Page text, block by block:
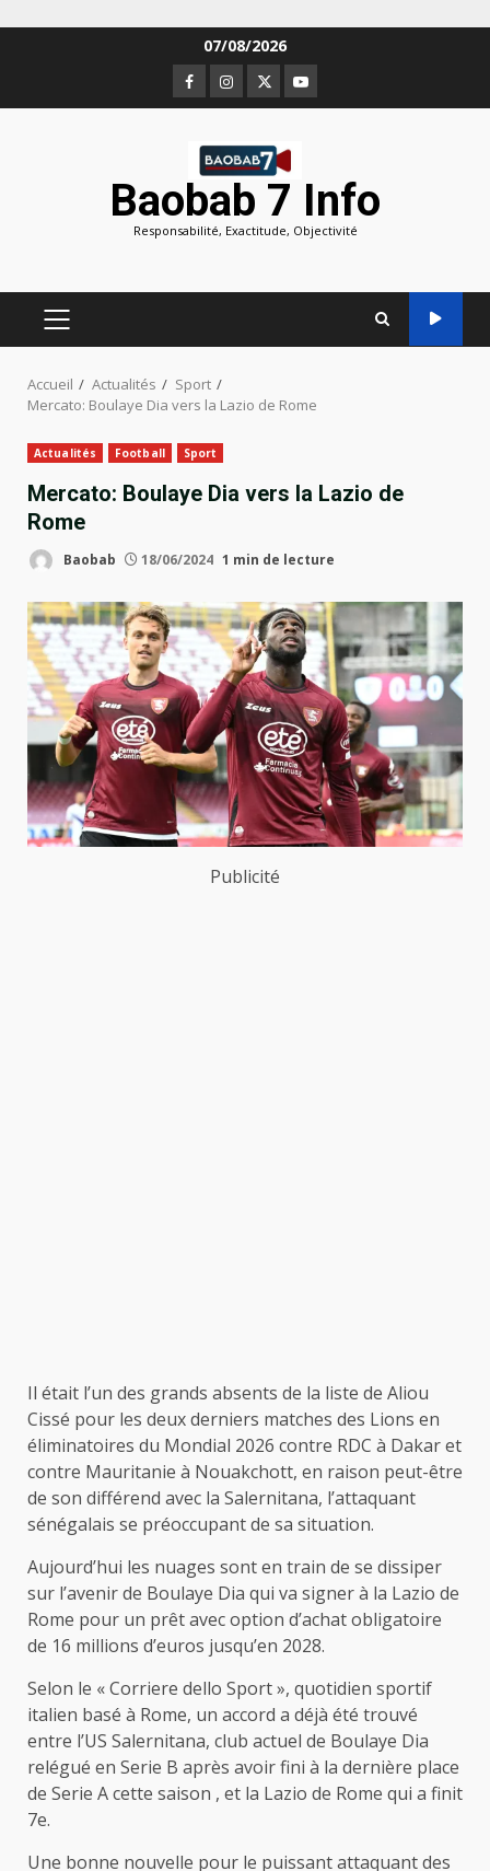
07/08/2026
Facebook
Instagram
TwitterYoutube
Baobab 7 Info
Responsabilité, Exactitude, Objectivité
MENU
PRINCIPAL
Accueil Actualités
Sport
Mercato: Boulaye Dia vers la Lazio de Rome
Actualités Football Sport
Mercato: Boulaye Dia vers la Lazio de
Rome
Baobab 18/06/2024 1 min de lecture
Publicité
Il était l’un des grands absents de la liste de Aliou
Cissé pour les deux derniers matches des Lions en
éliminatoires du Mondial 2026 contre RDC à Dakar et
contre Mauritanie à Nouakchott, en raison peut-être
de son différend avec la Salernitana, l’attaquant
sénégalais se préoccupant de sa situation.
Aujourd’hui les nuages sont en train de se dissiper
sur l’avenir de Boulaye Dia qui va signer à la Lazio de
Rome pour un prêt avec option d’achat obligatoire
de 16 millions d’euros jusqu’en 2028.
Selon le « Corriere dello Sport », quotidien sportif
italien basé à Rome, un accord a déjà été trouvé
entre l’US Salernitana, club actuel de Boulaye Dia
relégué en Serie B après avoir fini à la dernière place
de Serie A cette saison , et la Lazio de Rome qui a finit
7e.
Une bonne nouvelle pour le puissant attaquant des